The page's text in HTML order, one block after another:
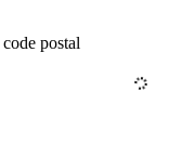
postal